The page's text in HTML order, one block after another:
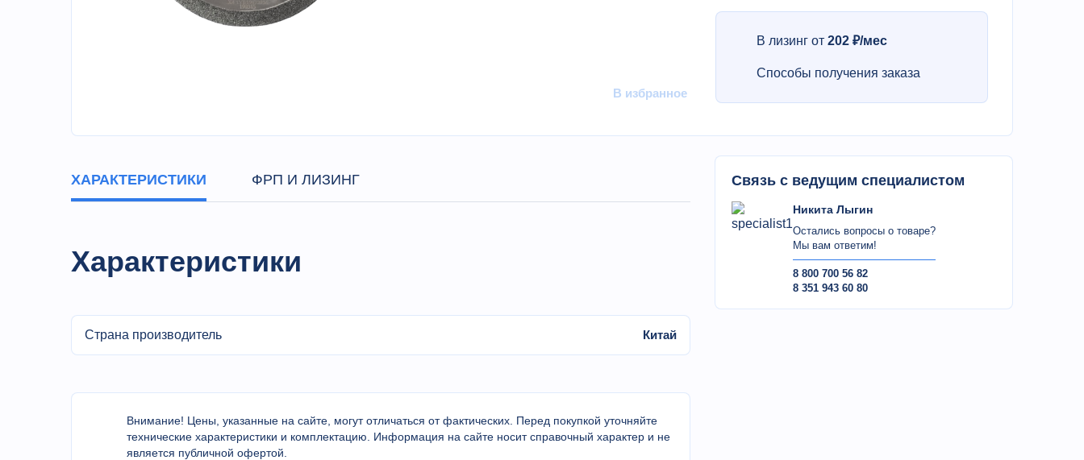
В избранное
В лизинг от 202 ₽/мес
Способы получения заказа
ХАРАКТЕРИСТИКИ ФРП И ЛИЗИНГ
Характеристики
Страна производитель Китай
Внимание! Цены, указанные на сайте, могут отличаться от фактических. Перед покупкой уточняйте
технические характеристики и комплектацию. Информация на сайте носит справочный характер и не
является публичной офертой.
Связь с ведущим специалистом
Никита Лыгин
Остались вопросы о товаре?
Мы вам ответим!
8 800 700 56 82
8 351 943 60 80